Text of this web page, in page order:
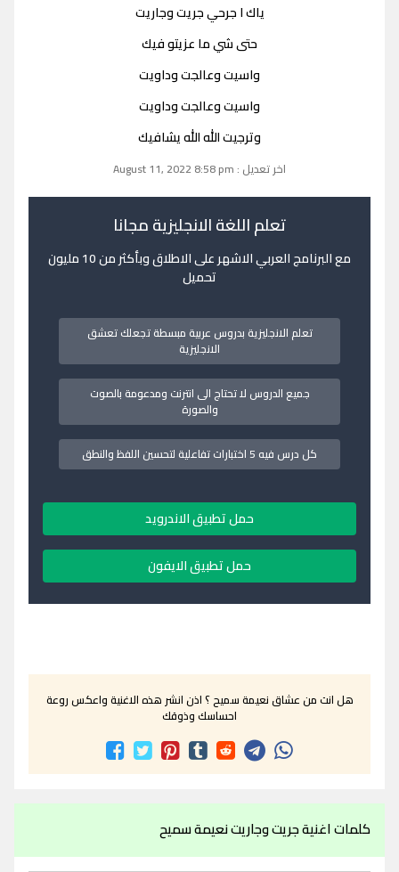
ياك ا جرحي جريت وجاريت
حتى شي ما عزيتو فيك
واسيت وعالجت وداويت
واسيت وعالجت وداويت
وترجيت الله الله يشافيك
اخر تعديل : August 11, 2022 8:58 pm
تعلم اللغة الانجليزية مجانا
مع البرنامج العربي الاشهر على الاطلاق وبأكثر من 10 مليون
تحميل
تعلم الانجليزية بدروس عربية مبسطة تجعلك تعشق
الانجليزية
جميع الدروس لا تحتاج الى انترنت ومدعومة بالصوت
والصورة
كل درس فيه 5 اختبارات تفاعلية لتحسين اللفظ والنطق
حمل تطبيق الاندرويد
حمل تطبيق الايفون
هل انت من عشاق نعيمة سميح ؟ اذن انشر هذه الاغنية واعكس روعة
احساسك وذوقك
كلمات اغنية جريت وجاريت نعيمة سميح